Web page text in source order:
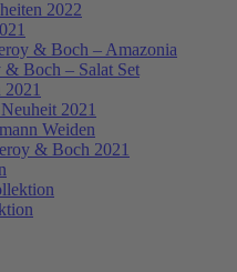
2022
& Boch – Amazonia
Boch – Salat Set
2021
Weiden
& Boch 2021